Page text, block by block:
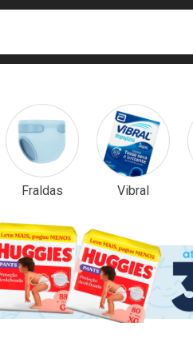
Destaque
Fraldas Vibral